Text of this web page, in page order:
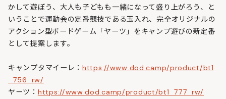
かして遊ぼう、大人も子どもも一緒になって盛り上がろう、と
いうことで運動会の定番競技である玉入れ、完全オリジナルの
アクション型ボードゲーム「ヤーツ」をキャンプ遊びの新定番
として提案します。
キャンプタマイーレ：https://www.dod.camp/product/bt1
_756_rw/
ヤーツ： https://www.dod.camp/product/bt1_777_rw/